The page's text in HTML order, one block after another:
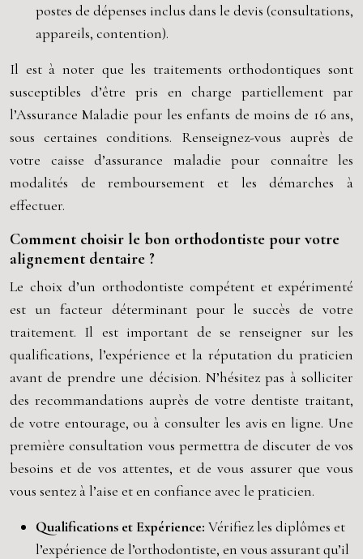
postes de dépenses inclus dans le devis (consultations,
appareils, contention).
Il est à noter que les traitements orthodontiques sont
susceptibles d’être pris en charge partiellement par
l’Assurance Maladie pour les enfants de moins de 16 ans,
sous certaines conditions. Renseignez-vous auprès de
votre caisse d’assurance maladie pour connaître les
modalités de remboursement et les démarches à
effectuer.
Comment choisir le bon orthodontiste pour votre
alignement dentaire ?
Le choix d’un orthodontiste compétent et expérimenté
est un facteur déterminant pour le succès de votre
traitement. Il est important de se renseigner sur les
qualifications, l’expérience et la réputation du praticien
avant de prendre une décision. N’hésitez pas à solliciter
des recommandations auprès de votre dentiste traitant,
de votre entourage, ou à consulter les avis en ligne. Une
première consultation vous permettra de discuter de vos
besoins et de vos attentes, et de vous assurer que vous
vous sentez à l’aise et en confiance avec le praticien.
Qualifications et Expérience: Vérifiez les diplômes et
l’expérience de l’orthodontiste, en vous assurant qu’il